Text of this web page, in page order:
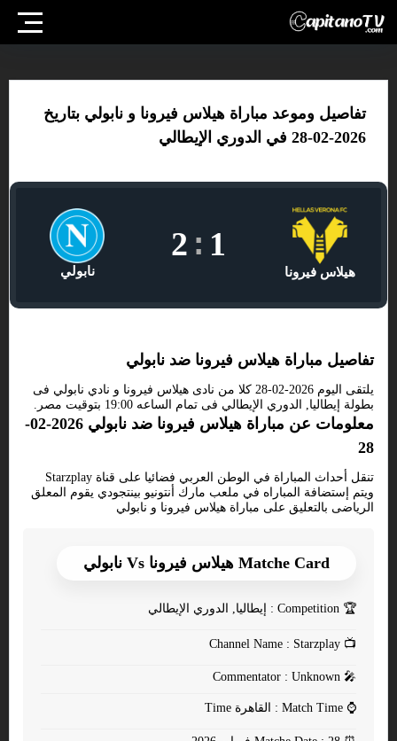
تفاصيل وموعد مباراة هيلاس فيرونا و نابولي بتاريخ
2026-02-28 في الدوري الإيطالي
هيلاس فيرونا
1
:
2
نابولي
تفاصيل مباراة هيلاس فيرونا ضد نابولي
يلتقى اليوم 2026-02-28 كلا من نادى هيلاس فيرونا و نادي نابولي فى
بطولة إيطاليا, الدوري الإيطالي فى تمام الساعه 19:00 بتوقيت مصر.
معلومات عن مباراة هيلاس فيرونا ضد نابولي 2026-02-
28
تنقل أحداث المباراة في الوطن العربي فضائيا على قناة Starzplay
ويتم إستضافة المباراه في ملعب مارك أنتونيو بينتجودي يقوم المعلق
الرياضى بالتعليق على مباراة هيلاس فيرونا و نابولي
Matche Card هيلاس فيرونا Vs نابولي
🏆
📺
🎤
⌚